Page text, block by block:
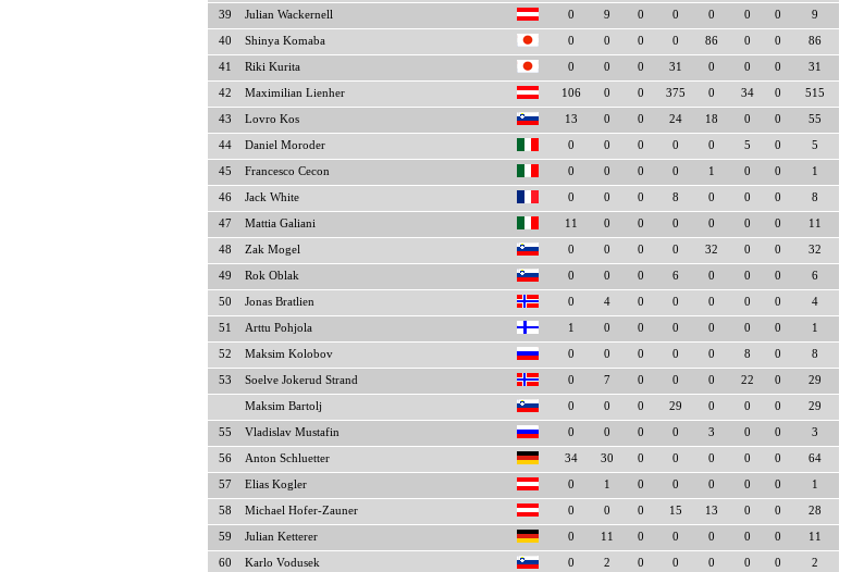
39 Julian Wackernell 0 9 0 0 0 0 0 9
40 Shinya Komaba 0 0 0 0 86 0 0 86
41 Riki Kurita 0 0 0 31 0 0 0 31
42 Maximilian Lienher 106 0 0 375 0 34 0 515
43 Lovro Kos 13 0 0 24 18 0 0 55
44 Daniel Moroder 0 0 0 0 0 5 0 5
45 Francesco Cecon 0 0 0 0 1 0 0 1
46 Jack White 0 0 0 8 0 0 0 8
47 Mattia Galiani 11 0 0 0 0 0 0 11
48 Zak Mogel 0 0 0 0 32 0 0 32
49 Rok Oblak 0 0 0 6 0 0 0 6
50 Jonas Bratlien 0 4 0 0 0 0 0 4
51 Arttu Pohjola 1 0 0 0 0 0 0 1
52 Maksim Kolobov 0 0 0 0 0 8 0 8
53 Soelve Jokerud Strand 0 7 0 0 0 22 0 29
Maksim Bartolj 0 0 0 29 0 0 0 29
55 Vladislav Mustafin 0 0 0 0 3 0 0 3
56 Anton Schluetter 34 30 0 0 0 0 0 64
57 Elias Kogler 0 1 0 0 0 0 0 1
58 Michael Hofer-Zauner 0 0 0 15 13 0 0 28
59 Julian Ketterer 0 11 0 0 0 0 0 11
60 Karlo Vodusek 0 2 0 0 0 0 0 2